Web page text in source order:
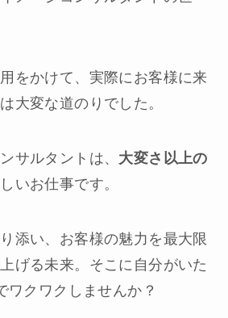
をかけて、実際にお客様に来
大変な道のりでした。
サルタントは、 大変さ以上の
いお仕事です。
添い、お客様の魅力を最大限
げる未来。そこに自分がいた
ワクワクしませんか？